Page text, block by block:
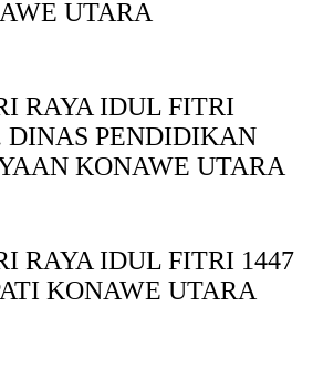
UTARA
RAYA IDUL FITRI
DINAS PENDIDIKAN
KONAWE UTARA
RAYA IDUL FITRI 1447
KONAWE UTARA